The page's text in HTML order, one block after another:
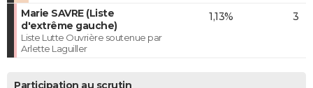
Marie SAVRE (Liste
d'extrême gauche)
Liste Lutte Ouvrière soutenue par
Arlette Laguiller
1,13% 3
Participation au scrutin